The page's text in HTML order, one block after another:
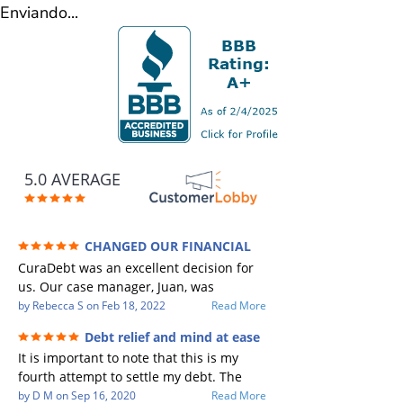
Enviando...
5.0 AVERAGE
CHANGED OUR FINANCIAL
FUTURE (credit 200 Points / 90 K in debt
GONE)
CuraDebt was an excellent decision for
us. Our case manager, Juan, was
incredible to work with. He and Julio
Every communication was quickly
responded to and all of our questions
were answered. We were able to clear
up in excess of 90 K in debt in a few
by Rebecca S on Feb 18, 2022 Read More
Debt relief and mind at ease
It is important to note that this is my
fourth attempt to settle my debt. The
first debt settlement company gave me
by D M onSep 16, 2020 Read More